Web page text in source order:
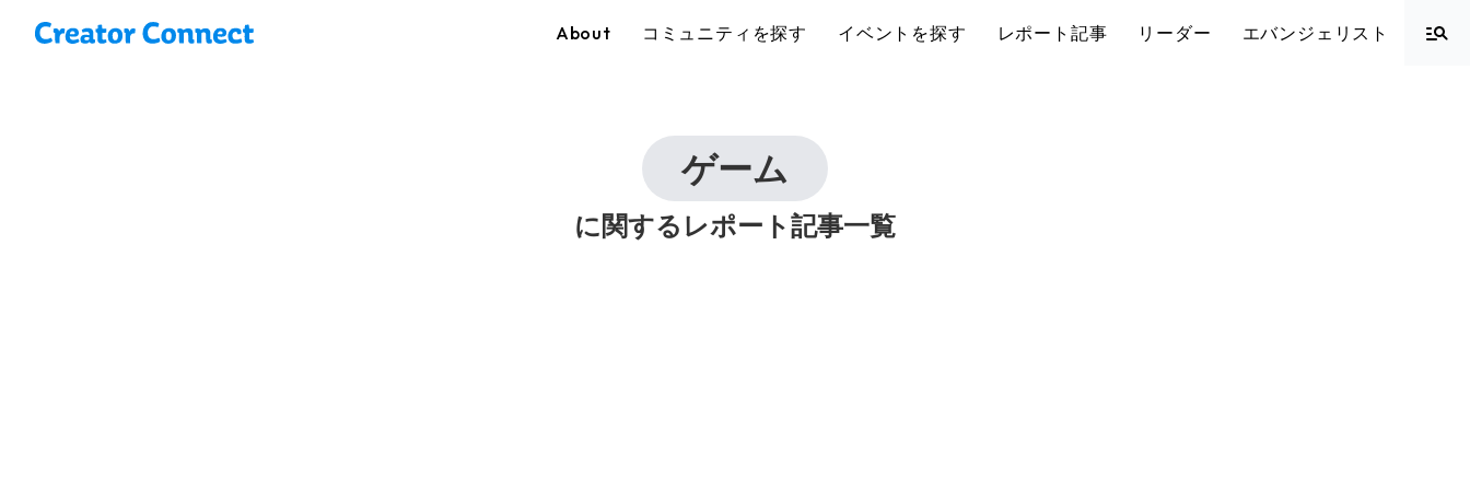
About コミュニティを探す イベントを探す レポート記事 リーダー エバンジェリスト
ゲーム
に関するレポート記事一覧